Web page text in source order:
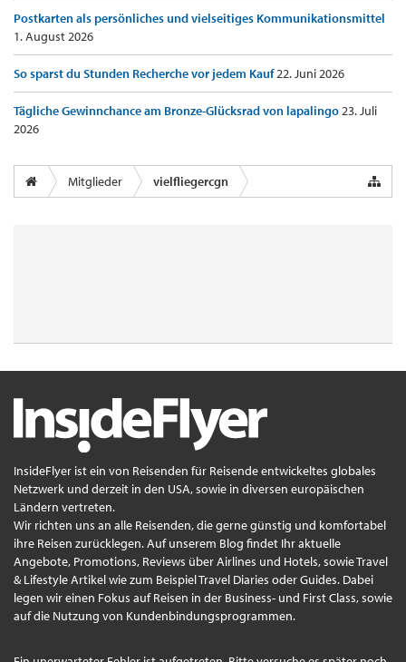
Postkarten als persönliches und vielseitiges Kommunikationsmittel
1. August 2026
So sparst du Stunden Recherche vor jedem Kauf22. Juni 2026
Tägliche Gewinnchance am Bronze-Glücksrad von lapalingo23. Juli
2026
Mitglieder vielfliegercgn
InsideFlyer ist ein von Reisenden für Reisende entwickeltes globales
Netzwerk und derzeit in den USA, sowie in diversen europäischen
Ländern vertreten.
Wir richten uns an alle Reisenden, die gerne günstig und komfortabel
ihre Reisen zurücklegen. Auf unserem Blog findet Ihr aktuelle
Angebote, Promotions, Reviews über Airlines und Hotels, sowie Travel
& Lifestyle Artikel wie zum Beispiel Travel Diaries oder Guides. Dabei
legen wir einen Fokus auf Reisen in der Business- und First Class, sowie
auf die Nutzung von Kundenbindungsprogrammen.